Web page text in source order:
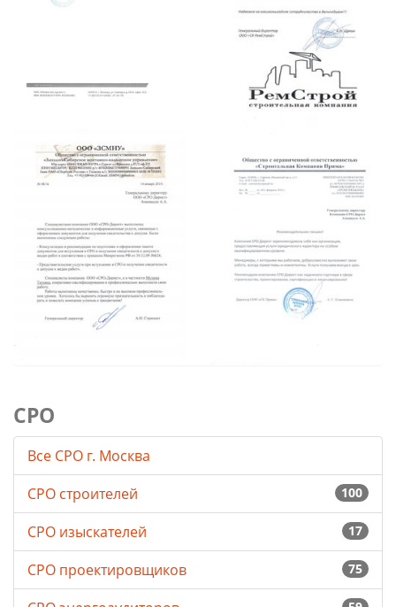
СРО
Все СРО г. Москва
100
СРО строителей
17
СРО изыскателей
75
СРО проектировщиков